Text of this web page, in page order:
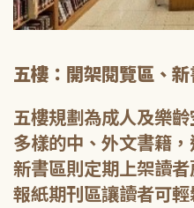
五樓：開架閱覽區、
五樓規劃為成人及樂
多樣的中、外文書籍
新書區則定期上架讀者
報紙期刊區讓讀者可